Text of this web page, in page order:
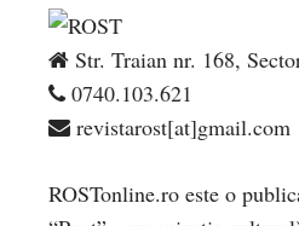
Str. Traian nr. 168,
0740.103.621
revistarost[at]gmail.com
ROSTonline.ro este o